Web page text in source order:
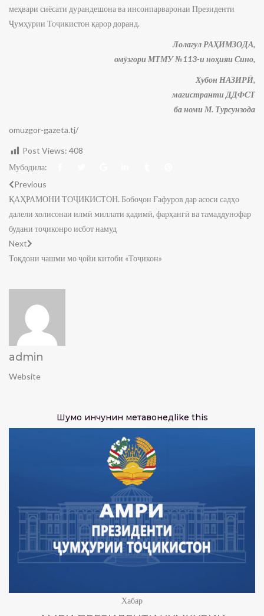
меҳвари сиёсати дурандешона ва инсонпарваронаи Президенти
Ҷумҳурии Тоҷикистон қарор доранд.
Лолагул РАҲИМЗОДА,
омӯзгори МТМУ №113-и ноҳияи Сино,
Хубон НАЗИРӢ,
магистранти ДДФСТ
ба номи М. Турсунзода
omuzgor-gazeta.tj/
Post Views: 408
Мубодила:
Previous
ҚАҲРАМОНИ ТОҶИКИСТОН. Бобоҷон Ғафуров дар асоси садҳо
далели холисонаи илмӣ миллати қадимӣ, фарҳангӣ ва тамаддунофар
будани тоҷиконро исбот намуд
Next
Тоқдони чашми мо ҷойи китоби «Тоҷикон»
admin
Website
Шумо инчунин метавонед like this
Хабар